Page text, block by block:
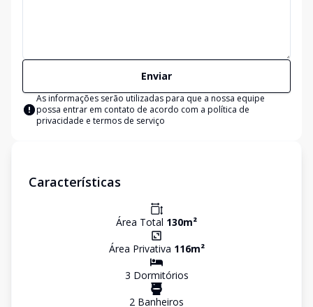
Enviar
As informações serão utilizadas para que a nossa equipe
possa entrar em contato de acordo com a política de
privacidade e termos de serviço
Características
Área Total 130m²
Área Privativa 116m²
3 Dormitórios
2 Banheiros